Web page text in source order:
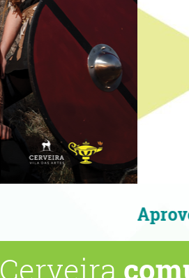
Aproveite as noites
Cerveira